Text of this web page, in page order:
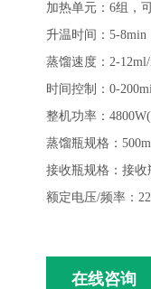
加热单元： 6组
升温时间： 5-8min
蒸馏速度： 2-
时间控制： 0-
整机功率：
蒸馏瓶规格：
接收瓶规格：接
额定电压/频率：
在线咨询